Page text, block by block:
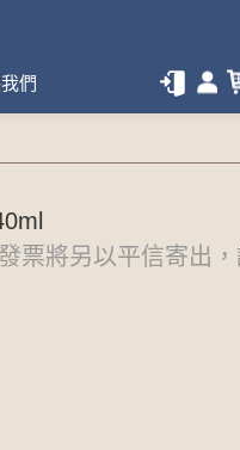
們
票將另以平信寄出